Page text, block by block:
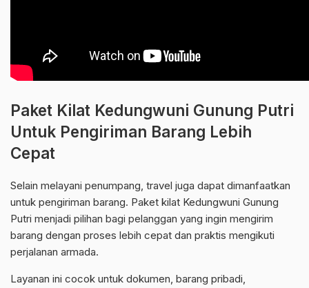
Paket Kilat Kedungwuni Gunung Putri
Untuk Pengiriman Barang Lebih
Cepat
Selain melayani penumpang, travel juga dapat dimanfaatkan
untuk pengiriman barang. Paket kilat Kedungwuni Gunung
Putri menjadi pilihan bagi pelanggan yang ingin mengirim
barang dengan proses lebih cepat dan praktis mengikuti
perjalanan armada.
Layanan ini cocok untuk dokumen, barang pribadi,